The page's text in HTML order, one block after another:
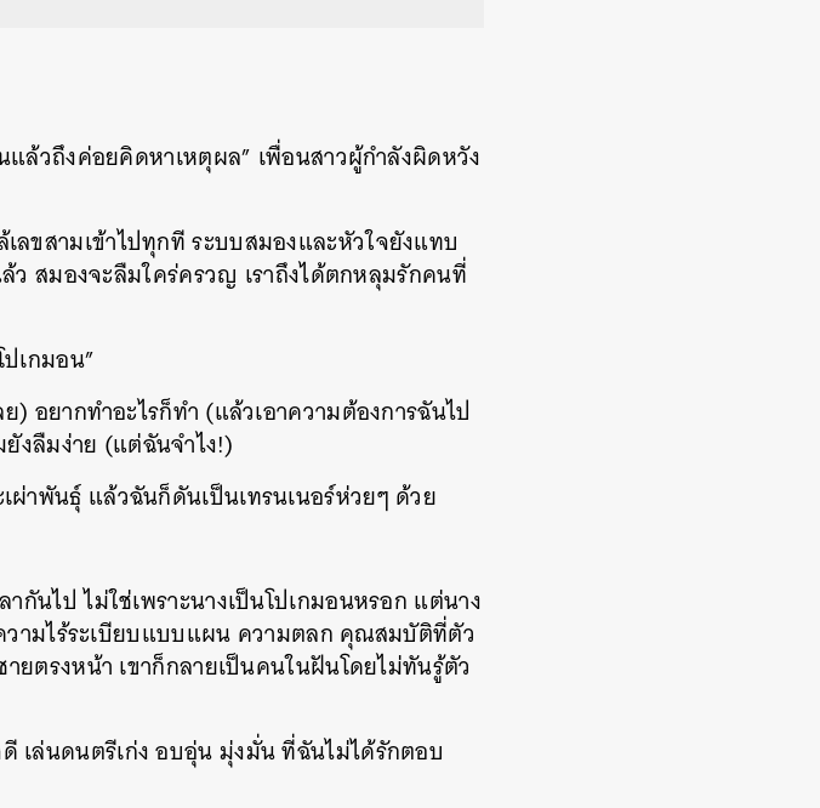
แล้วถึงค่อยคิดหาเหตุผล” เพื่อนสาวผู้กำลังผิดหวัง
ขสามเข้าไปทุกที ระบบสมองและหัวใจยังแทบ
ว สมองจะลืมใคร่ครวญ เราถึงได้ตกหลุมรักคนที่
เกมอน”
) อยากทำอะไรก็ทำ (แล้วเอาความต้องการฉันไป
งลืมง่าย (แต่ฉันจำไง!)
าพันธุ์ แล้วฉันก็ดันเป็นเทรนเนอร์ห่วยๆ ด้วย
กันไป ไม่ใช่เพราะนางเป็นโปเกมอนหรอก แต่นาง
ามไร้ระเบียบแบบแผน ความตลก คุณสมบัติที่ตัว
ตรงหน้า เขาก็กลายเป็นคนในฝันโดยไม่ทันรู้ตัว
เล่นดนตรีเก่ง อบอุ่น มุ่งมั่น ที่ฉันไม่ได้รักตอบ